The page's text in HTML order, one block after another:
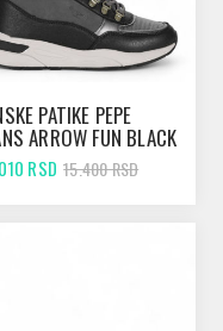
PATIKE PEPE
ARROW FUN BLACK
RSD 15.400 RSD